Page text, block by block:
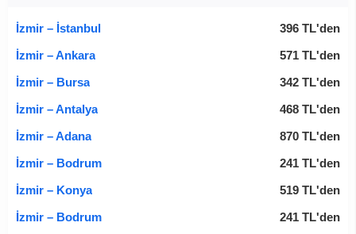
İzmir – İstanbul 396 TL'den
İzmir – Ankara
571 TL'den
İzmir – Bursa
342 TL'den
İzmir – Antalya
468 TL'den
İzmir – Adana
870 TL'den
İzmir – Bodrum
241 TL'den
İzmir – Konya
519 TL'den
İzmir – Bodrum
241 TL'den